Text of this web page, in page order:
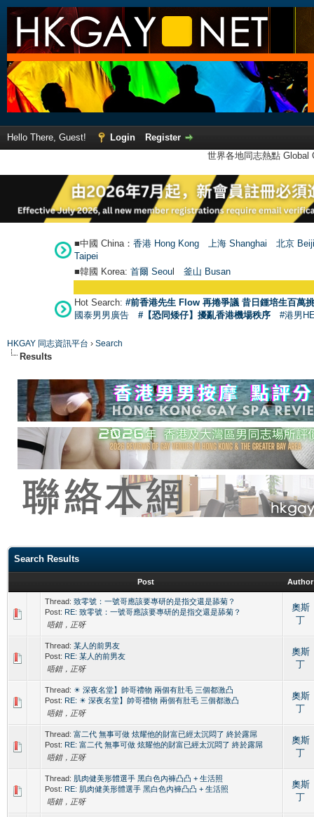
Hello There, Guest! Login
Register
世界各地同志熱點
■中國 China： 香港 Hong Kong 上海 Shanghai
北京
Taipei
■韓國 Korea: 首爾 Seoul 釜山 Busan
Hot Search: #前香港先生 Flow 再捲爭議 昔日鍾培生百萬
國泰男男廣告
#【恐同矮仔】擾亂香港機場秩序 #港男
HKGAY 同志資訊平台 › Search
Results
Search Results
Post Author
Thread: 致零號：一號哥應該要專研的是指交還是舔菊？
Post: RE: 致零號：一號哥應該要專研的是指交還是舔菊？
唔錯，正呀
奧斯
丁
Thread: 某人的前男友
Post: RE: 某人的前男友
唔錯，正呀
奧斯
丁
Thread: ☀ 深夜名堂】帥哥禮物 兩個有肚毛 三個都激凸
Post: RE: ☀ 深夜名堂】帥哥禮物 兩個有肚毛 三個都激凸
唔錯，正呀
奧斯
丁
Thread: 富二代 無事可做 炫耀他的財富已經太沉悶了 終於露屌
Post: RE: 富二代 無事可做 炫耀他的財富已經太沉悶了 終於露屌
唔錯，正呀
奧斯
丁
Thread: 肌肉健美形體選手 黑白色內褲凸凸 + 生活照
Post: RE: 肌肉健美形體選手 黑白色內褲凸凸 + 生活照
唔錯，正呀
奧斯
丁